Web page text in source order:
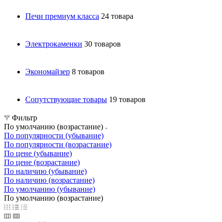
Печи премиум класса 24 товара
Электрокаменки 30 товаров
Экономайзер 8 товаров
Сопутствующие товары 19 товаров
Фильтр
По умолчанию (возрастание)
По популярности (убывание)
По популярности (возрастание)
По цене (убывание)
По цене (возрастание)
По наличию (убывание)
По наличию (возрастание)
По умолчанию (убывание)
По умолчанию (возрастание)